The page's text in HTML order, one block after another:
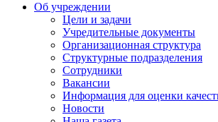
Об учреждении
Цели и задачи
Учредительные документы
Организационная структура
Структурные подразделения
Сотрудники
Вакансии
Информация для оценки
Новости